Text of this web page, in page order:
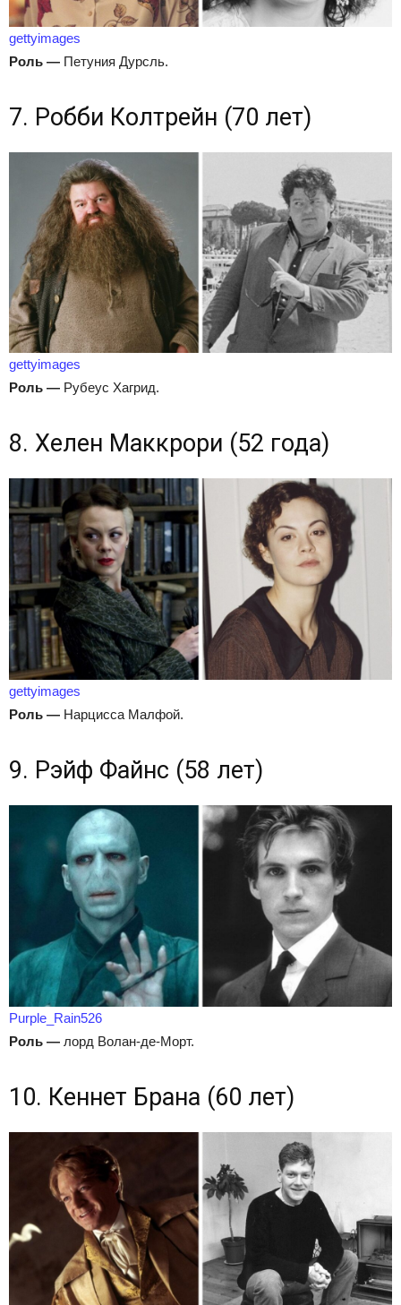
gettyimages
Роль — Петуния Дурсль.
7. Робби Колтрейн (70 лет)
gettyimages
Роль — Рубеус Хагрид.
8. Хелен Маккрори (52 года)
gettyimages
Роль — Нарцисса Малфой.
9. Рэйф Файнс (58 лет)
Purple_Rain526
Роль — лорд Волан-де-Морт.
10. Кеннет Брана (60 лет)